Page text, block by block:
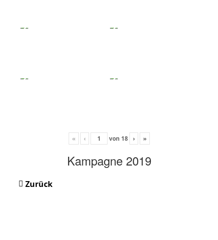
« ‹ von 18 › »
Kampagne 2019
Zurück